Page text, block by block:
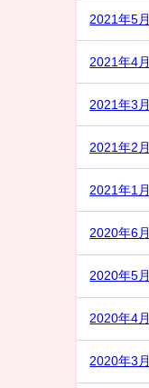
2021年5月
2021年4月
2021年3月
2021年2月
2021年1月
2020年6月
2020年5月
2020年4月
2020年3月